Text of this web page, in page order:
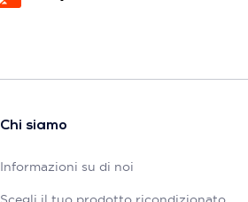
Chi siamo
Informazioni su di noi